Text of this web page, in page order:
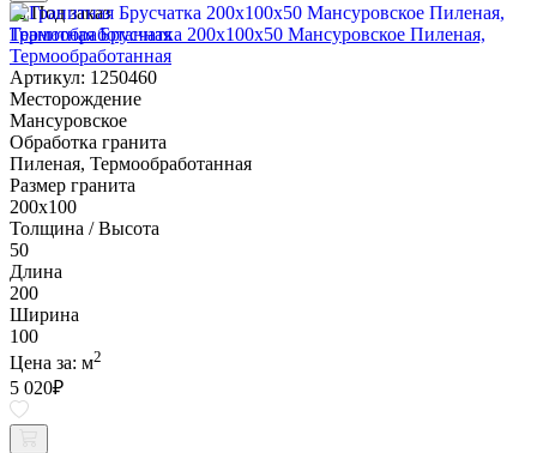
Под заказ
Гранитная Брусчатка 200х100x50 Мансуровское Пиленая,
Термообработанная
Артикул: 1250460
Месторождение
Мансуровское
Обработка гранита
Пиленая, Термообработанная
Размер гранита
200х100
Толщина / Высота
50
Длина
200
Ширина
100
Цена за: м2
5 020₽